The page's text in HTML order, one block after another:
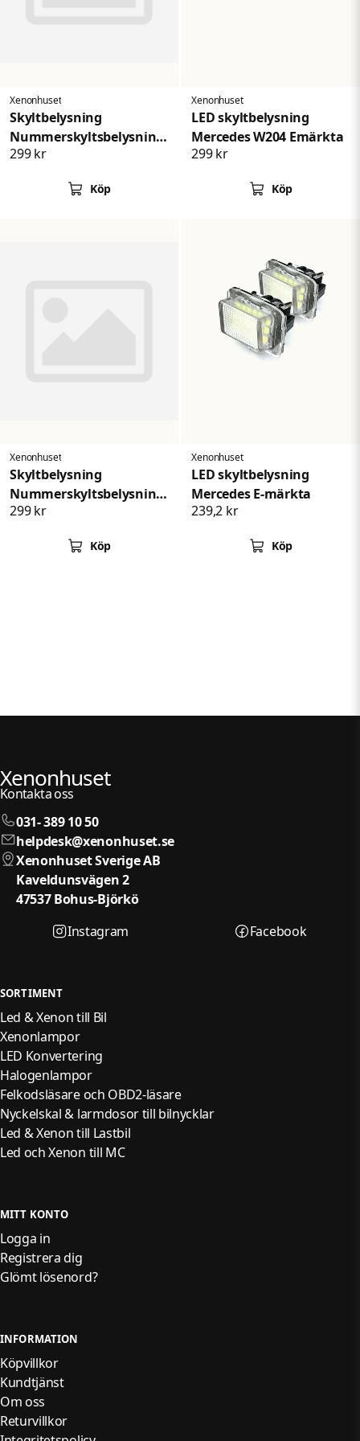
Xenonhuset
Skyltbelysning
Nummerskyltsbelysning
Mercedes Benz
299 kr
Köp
Xenonhuset
LED skyltbelysning
Mercedes W204 Emärkta
299 kr
Köp
Xenonhuset
Skyltbelysning
Nummerskyltsbelysning
Mercedes W463
299 kr
Köp
Xenonhuset
LED skyltbelysning
Mercedes E-märkta
239,2 kr
Köp
Xenonhuset
Kontakta oss
031- 389 10 50
helpdesk@xenonhuset.se
Xenonhuset Sverige AB
Kaveldunsvägen 2
47537 Bohus-Björkö
Instagram
Facebook
SORTIMENT
Led & Xenon till Bil
Xenonlampor
LED Konvertering
Halogenlampor
Felkodsläsare och OBD2-läsare
Nyckelskal & larmdosor till bilnycklar
Led & Xenon till Lastbil
Led och Xenon till MC
MITT KONTO
Logga in
Registrera dig
Glömt lösenord?
INFORMATION
Köpvillkor
Kundtjänst
Om oss
Returvillkor